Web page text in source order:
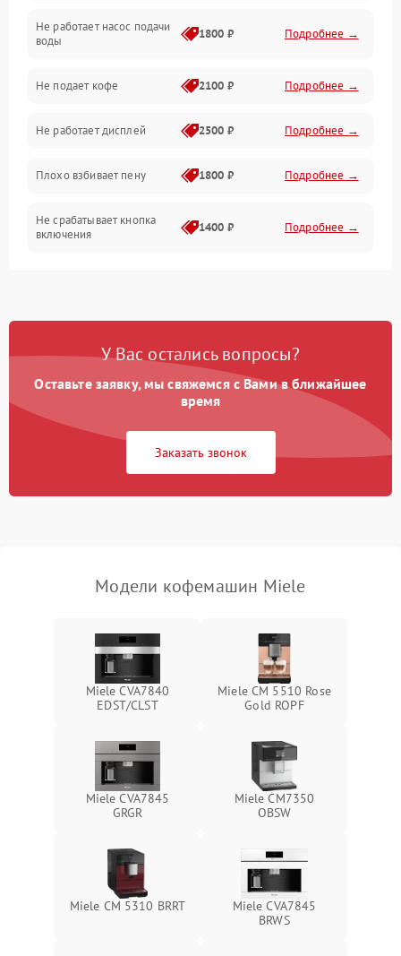
Проблемы с водой
Проблемы с капучинатором и паром
Управление и электроника
Программное обеспечение
Не работает насос подачи
воды
1800 ₽ Подробнее →
Не подает кофе 2100 ₽ Подробнее →
Не работает дисплей 2500 ₽ Подробнее →
Плохо взбивает пену 1800 ₽ Подробнее →
Не срабатывает кнопка
включения
1400 ₽ Подробнее →
Постоянные сбои в работе 1500 ₽ Подробнее →
У Вас остались вопросы?
Оставьте заявку, мы свяжемся с Вами в ближайшее
время
Заказать звонок
Модели кофемашин Miele
Miele CVA7840
EDST/CLST
Miele CM 5510 Rose
Gold ROPF
Miele CVA7845
GRGR
Miele CM7350
OBSW
Miele CM 5310 BRRT
Miele CVA7845
BRWS